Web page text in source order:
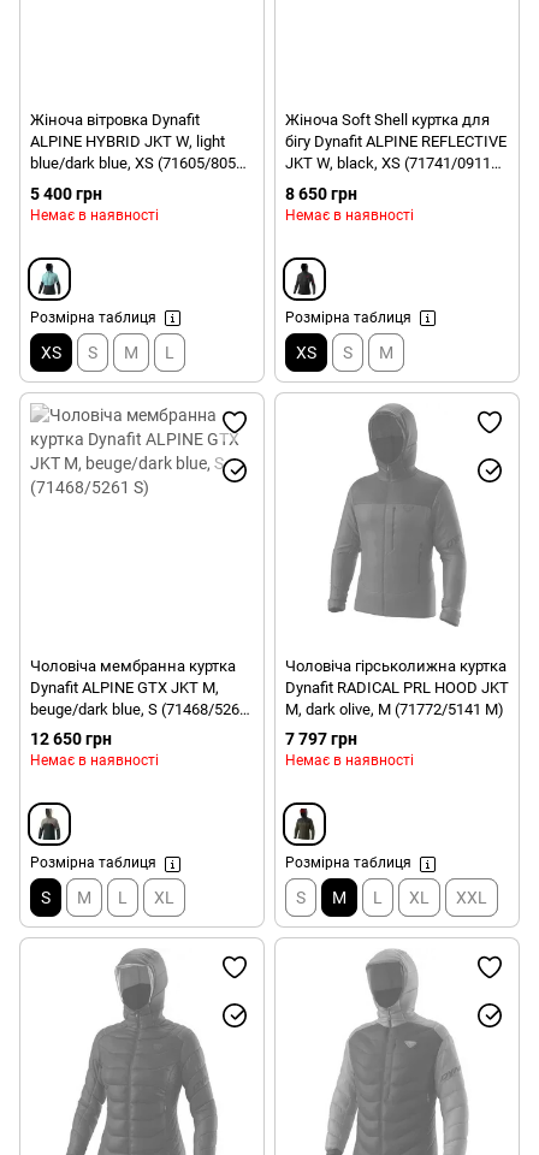
Жіноча вітровка Dynafit
ALPINE HYBRID JKT W, light
blue/dark blue, XS (71605/8051
XS)
5 400 грн
Немає в наявності
Розмірна таблиця
XS S M L
Жіноча Soft Shell куртка для
бігу Dynafit ALPINE REFLECTIVE
JKT W, black, XS (71741/0911
XS)
8 650 грн
Немає в наявності
Розмірна таблиця
XS S M
Чоловіча мембранна куртка
Dynafit ALPINE GTX JKT M,
beuge/dark blue, S (71468/5261
S)
12 650 грн
Немає в наявності
Розмірна таблиця
S M L XL
Чоловіча гірськолижна куртка
Dynafit RADICAL PRL HOOD JKT
M, dark olive, M (71772/5141 M)
7 797 грн
Немає в наявності
Розмірна таблиця
S M L XL XXL